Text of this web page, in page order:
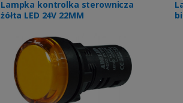
Lampka kontrolka sterownicza
żółta LED 24V 22MM